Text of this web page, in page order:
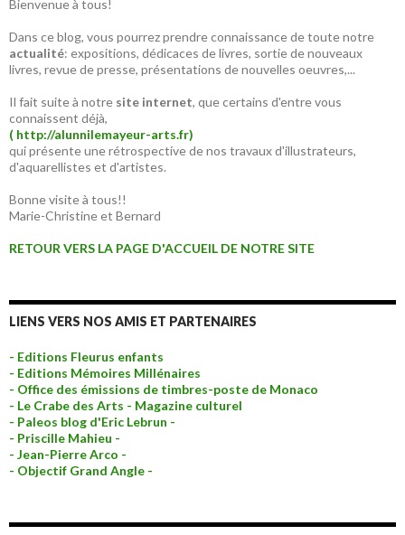
Bienvenue à tous!
Dans ce blog, vous pourrez prendre connaissance de toute notre
actualité: expositions, dédicaces de livres, sortie de nouveaux
livres, revue de presse, présentations de nouvelles oeuvres,...
Il fait suite à notre site internet, que certains d'entre vous
connaissent déjà,
( http://alunnilemayeur-arts.fr)
qui présente une rétrospective de nos travaux d'illustrateurs,
d'aquarellistes et d'artistes.
Bonne visite à tous!!
Marie-Christine et Bernard
RETOUR VERS LA PAGE D'ACCUEIL DE NOTRE SITE
LIENS VERS NOS AMIS ET PARTENAIRES
- Editions Fleurus enfants
- Editions Mémoires Millénaires
- Office des émissions de timbres-poste de Monaco
- Le Crabe des Arts - Magazine culturel
- Paleos blog d'Eric Lebrun -
- Priscille Mahieu -
- Jean-Pierre Arco -
- Objectif Grand Angle -